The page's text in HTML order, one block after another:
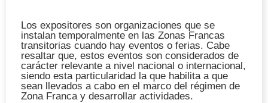
Los expositores son organizaciones que se
instalan temporalmente en las Zonas Francas
transitorias cuando hay eventos o ferias. Cabe
resaltar que, estos eventos son considerados de
carácter relevante a nivel nacional o internacional,
siendo esta particularidad la que habilita a que
sean llevados a cabo en el marco del régimen de
Zona Franca y desarrollar actividades.